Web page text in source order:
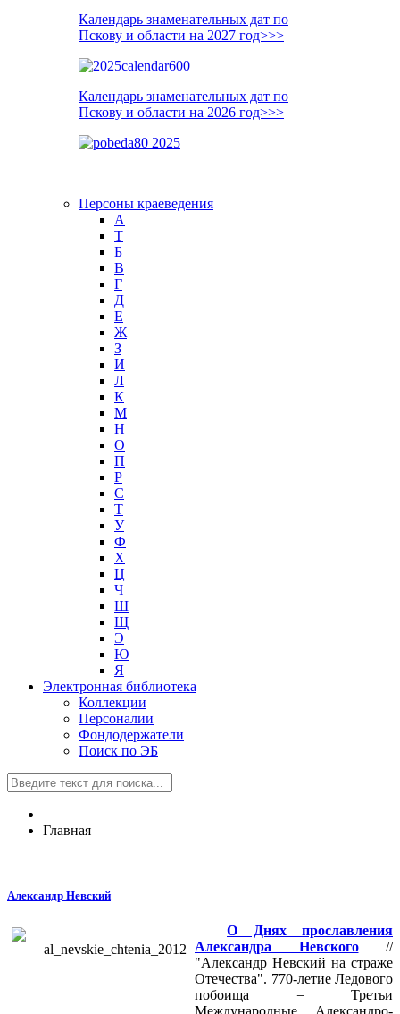
Календарь знаменательных дат по
Пскову и области на 2027 год>>>
Календарь знаменательных дат по
Пскову и области на 2026 год>>>
Персоны краеведения
А
T
Б
В
Г
Д
Е
Ж
З
И
Л
К
М
Н
О
П
Р
С
Т
У
Ф
Х
Ц
Ч
Ш
Щ
Э
Ю
Я
Электронная библиотека
Коллекции
Персоналии
Фондодержатели
Поиск по ЭБ
Главная
Александр Невский
О Днях прославления
Александра Невского//
"Александр Невский на страже
Отечества". 770-летие Ледового
побоища = Третьи